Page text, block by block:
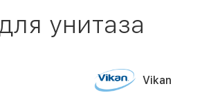
унитаза
Vikan